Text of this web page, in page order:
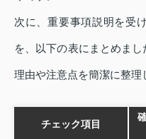
次に、重要事項説明を受
を、以下の表にまとめま
理由や注意点を簡潔に整理
チェック項目